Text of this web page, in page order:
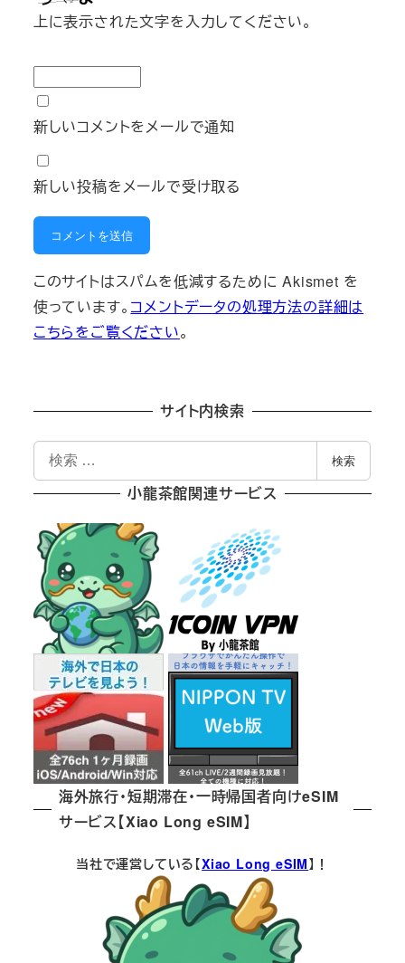
上に表示された文字を入力してください。
新しいコメントをメールで通知
新しい投稿をメールで受け取る
このサイトはスパムを低減するために Akismet を
使っています。 コメントデータの処理方法の詳細は
こちらをご覧ください。
サイト内検索
索
検索
小龍茶館関連サービス
海外旅行・短期滞在・一時帰国者向けeSIM
サービス【Xiao Long eSIM】
当社で運営している【Xiao Long eSIM】！